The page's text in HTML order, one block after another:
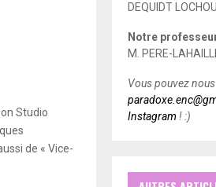
Studio
de « Vice-
DEQUIDT
Notre
M. PERE-
Vous pouvez
Instagram ! :)